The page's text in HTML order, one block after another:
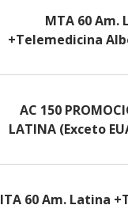
MTA 60 Am.
+Telemedicina
AC 150
LATINA (Exceto
ITA 60 Am. Latina